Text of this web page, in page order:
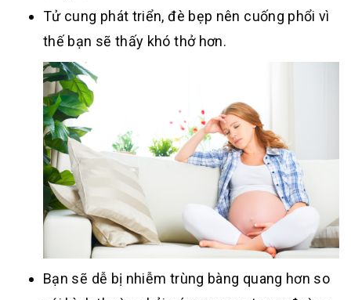
Tử cung phát triển, đè bẹp nên cuống phổi vì
thế bạn sẽ thấy khó thở hơn.
Bạn sẽ dễ bị nhiễm trùng bàng quang hơn so